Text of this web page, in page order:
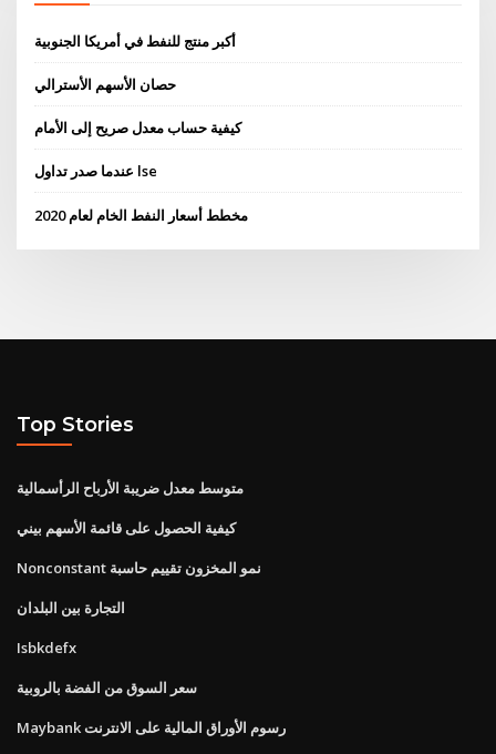
أكبر منتج للنفط في أمريكا الجنوبية
حصان الأسهم الأسترالي
كيفية حساب معدل صريح إلى الأمام
عندما صدر تداول lse
مخطط أسعار النفط الخام لعام 2020
Top Stories
متوسط ​​معدل ضريبة الأرباح الرأسمالية
كيفية الحصول على قائمة الأسهم بيني
Nonconstant نمو المخزون تقييم حاسبة
التجارة بين البلدان
Isbkdefx
سعر السوق من الفضة بالروبية
Maybank رسوم الأوراق المالية على الانترنت